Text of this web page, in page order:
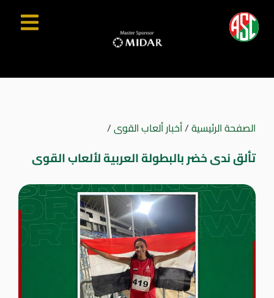
الصفحة الرئيسية/أخبار ألعاب القوى/
تألق ندى خضر بالبطولة العربية لألعاب القوى